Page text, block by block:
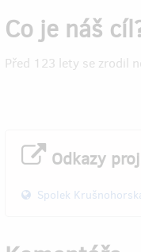
Co je náš
Před 123 lety se zrodil
Odkazy
Spolek